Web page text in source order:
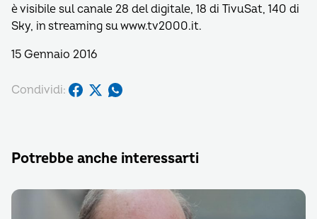
è visibile sul canale 28 del digitale, 18 di TivuSat, 140 di
Sky, in streaming su www.tv2000.it.
15 Gennaio 2016
Condividi:
Potrebbe anche interessarti